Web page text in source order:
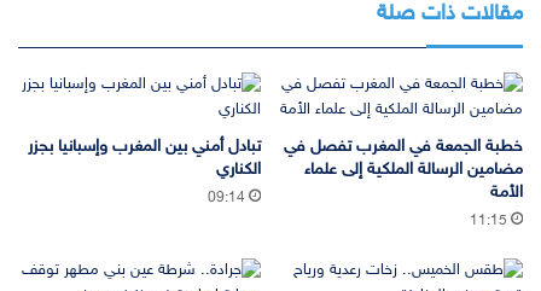
مقالات ذات صلة
خطبة الجمعة في المغرب تفصل في
مضامين الرسالة الملكية إلى علماء
الأمة
11:15
تبادل أمني بين المغرب وإسبانيا بجزر
الكناري
09:14